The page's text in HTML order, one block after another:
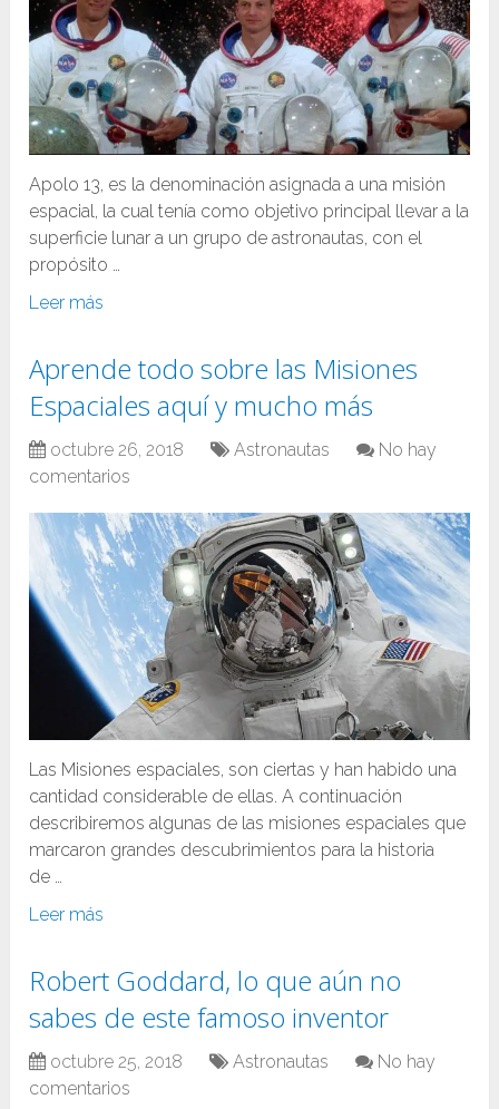
Apolo 13, es la denominación asignada a una misión
espacial, la cual tenía como objetivo principal llevar a la
superficie lunar a un grupo de astronautas, con el
propósito …
Leer más
Aprende todo sobre las Misiones
Espaciales aquí y mucho más
octubre 26, 2018 Astronautas
No hay
comentarios
Las Misiones espaciales, son ciertas y han habido una
cantidad considerable de ellas. A continuación
describiremos algunas de las misiones espaciales que
marcaron grandes descubrimientos para la historia
de …
Leer más
Robert Goddard, lo que aún no
sabes de este famoso inventor
octubre 25, 2018 Astronautas
No hay
comentarios